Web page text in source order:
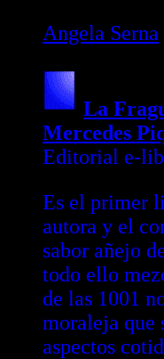
Angela Serna
La
Mercedes
Editorial e-
Es el primer
autora y el
sabor añejo
todo ello
de las 1001
moraleja que
aspectos